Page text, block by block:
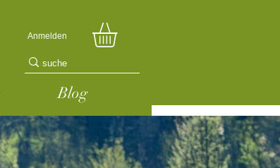
Anmelden
Blog